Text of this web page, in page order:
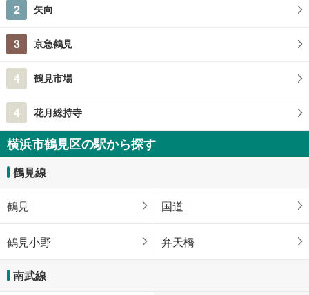
2 矢向
3 京急鶴見
4 鶴見市場
4 花月総持寺
横浜市鶴見区の駅から探す
鶴見線
鶴見 国道
鶴見小野 弁天橋
南武線